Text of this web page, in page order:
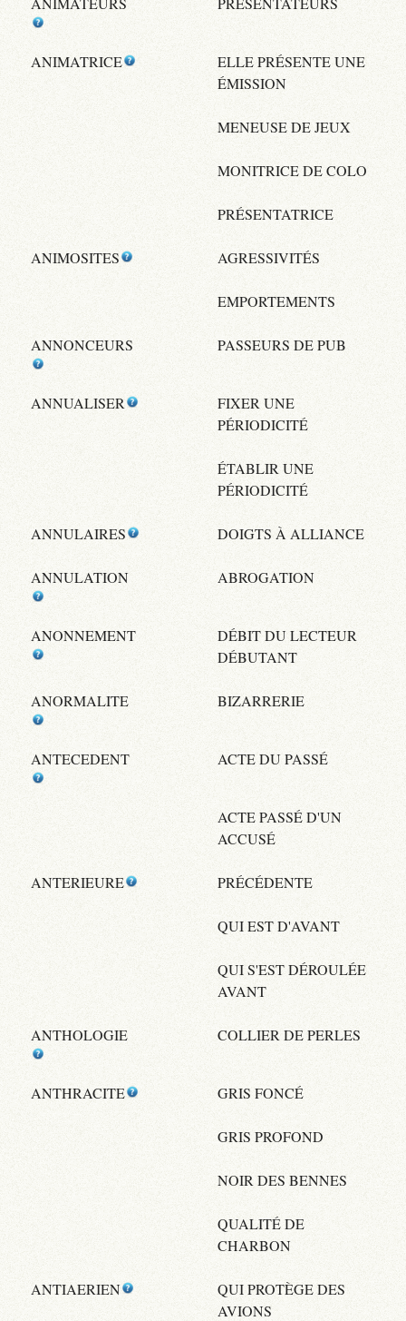
ANIMATRICE
ELLE PRÉSENTE UNE
ÉMISSION
MENEUSE DE JEUX
MONITRICE DE COLO
PRÉSENTATRICE
ANIMOSITES AGRESSIVITÉS
EMPORTEMENTS
ANNONCEURS PASSEURS DE PUB
ANNUALISER
FIXER UNE
PÉRIODICITÉ
ÉTABLIR UNE
PÉRIODICITÉ
ANNULAIRES DOIGTS À ALLIANCE
ANNULATION ABROGATION
ANONNEMENT
DÉBIT DU LECTEUR
DÉBUTANT
ANORMALITE BIZARRERIE
ANTECEDENT ACTE DU PASSÉ
ACTE PASSÉ D'UN
ACCUSÉ
ANTERIEURE PRÉCÉDENTE
QUI EST D'AVANT
QUI S'EST DÉROULÉE
AVANT
ANTHOLOGIE COLLIER DE PERLES
ANTHRACITE GRIS FONCÉ
GRIS PROFOND
NOIR DES BENNES
QUALITÉ DE
CHARBON
ANTIAERIEN
QUI PROTÈGE DES
AVIONS